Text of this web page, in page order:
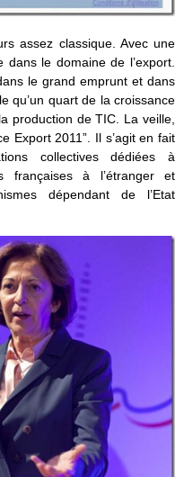
assez classique. Avec une
le domaine de l’export.
le grand emprunt et dans
qu’un quart de la croissance
production de TIC. La veille,
Export 2011”. Il s’agit en fait
collectives dédiées à
françaises à l’étranger et
dépendant de l’Etat